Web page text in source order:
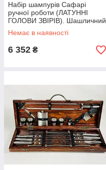
Набір шампурів Сафарі
ручної роботи (ЛАТУННІ
ГОЛОВИ ЗВІРІВ). Шашличний
набір шампурів у
дерев'яному кейсі.
Немає в наявності
6 352 ₴